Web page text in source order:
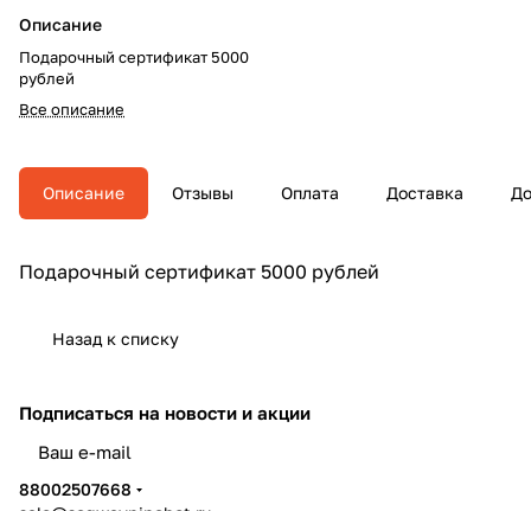
Описание
Подарочный сертификат 5000
рублей
Все описание
Описание Отзывы Оплата Доставка
Подарочный сертификат 5000 рублей
Назад к списку
Подписаться на новости и акции
88002507668